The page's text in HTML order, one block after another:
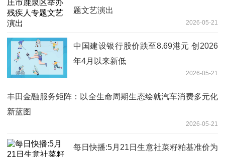
题文艺演出
2026-05-21
中国建设银行股价跌至8.69港元 创2026
年4月以来新低
2026-05-21
丰田金融服务矩阵：以全生命周期生态绘就汽车消费多元化
新蓝图
2026-05-21
每日快播:5月21日生意社菜籽粕基准价为